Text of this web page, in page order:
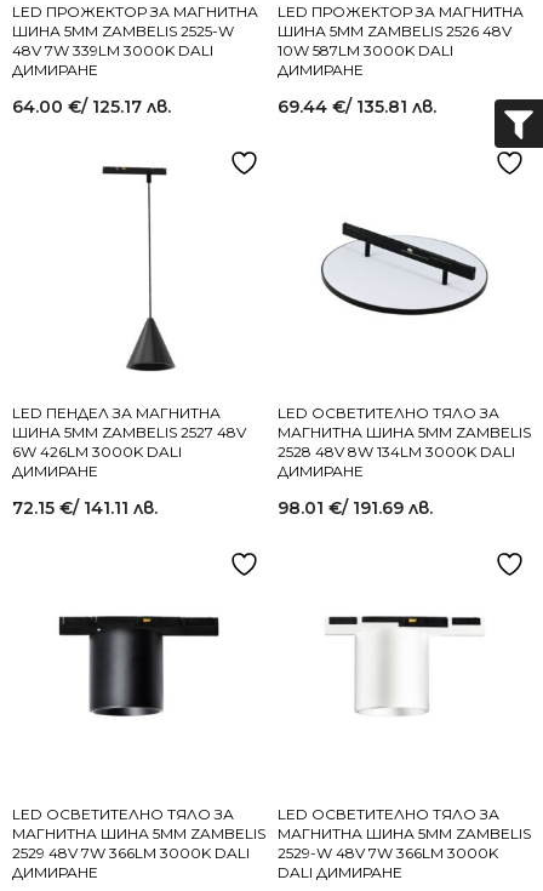
LED ПРОЖЕКТОР ЗА МАГНИТНА
ШИНА 5MM ZAMBELIS 2525-W
48V 7W 339LM 3000K DALI
ДИМИРАНЕ
64.00 €/ 125.17 лв.
LED ПРОЖЕКТОР ЗА МАГНИТНА
ШИНА 5MM ZAMBELIS 2526 48V
10W 587LM 3000K DALI
ДИМИРАНЕ
69.44 €/ 135.81 лв.
LED ПЕНДЕЛ ЗА МАГНИТНА
ШИНА 5MM ZAMBELIS 2527 48V
6W 426LM 3000K DALI
ДИМИРАНЕ
72.15 €/ 141.11 лв.
LED ОСВЕТИТЕЛНО ТЯЛО ЗА
МАГНИТНА ШИНА 5MM ZAMBELIS
2528 48V 8W 134LM 3000K DALI
ДИМИРАНЕ
98.01 €/ 191.69 лв.
LED ОСВЕТИТЕЛНО ТЯЛО ЗА
МАГНИТНА ШИНА 5MM ZAMBELIS
2529 48V 7W 366LM 3000K DALI
ДИМИРАНЕ
LED ОСВЕТИТЕЛНО ТЯЛО ЗА
МАГНИТНА ШИНА 5MM ZAMBELIS
2529-W 48V 7W 366LM 3000K
DALI ДИМИРАНЕ